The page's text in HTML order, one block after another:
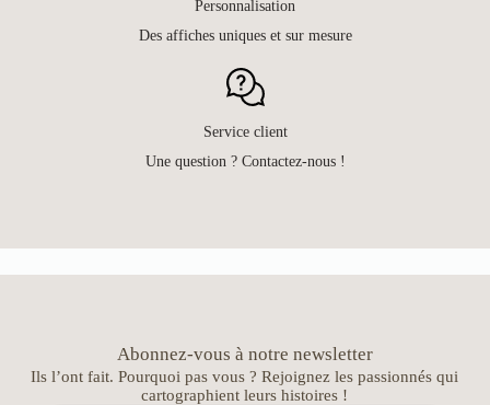
Personnalisation
Des affiches uniques et sur mesure
Service client
Une question ? Contactez-nous !
Abonnez-vous à notre newsletter
Ils l’ont fait. Pourquoi pas vous ? Rejoignez les passionnés qui
cartographient leurs histoires !